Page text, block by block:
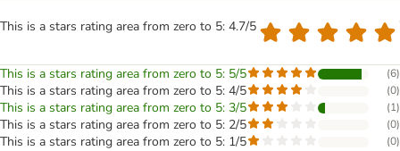
This is a stars rating area from zero to 5: 4.7/5
This is a stars rating area from zero to 5: 5/5 (6)
This is a stars rating area from zero to 5: 4/5 (0)
This is a stars rating area from zero to 5: 3/5 (1)
This is a stars rating area from zero to 5: 2/5 (0)
This is a stars rating area from zero to 5: 1/5 (0)